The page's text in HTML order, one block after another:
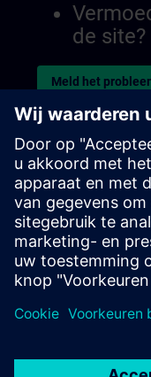
de site?
Meld het